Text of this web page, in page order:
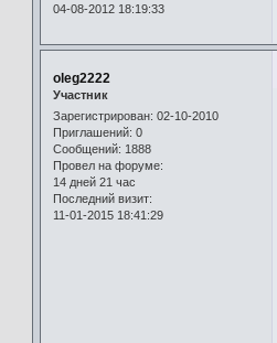
04-08-2012 18:19:33
oleg2222
Участник
Зарегистрирован: 02-10-2010
Приглашений: 0
Сообщений: 1888
Провел на форуме:
14 дней 21 час
Последний визит:
11-01-2015 18:41:29